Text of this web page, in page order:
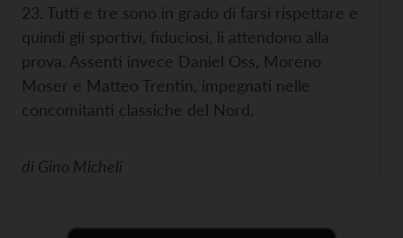
23. Tutti e tre sono in grado di farsi rispettare e
quindi gli sportivi, fiduciosi, li attendono alla
prova. Assenti invece Daniel Oss, Moreno
Moser e Matteo Trentin, impegnati nelle
concomitanti classiche del Nord.
di Gino Micheli